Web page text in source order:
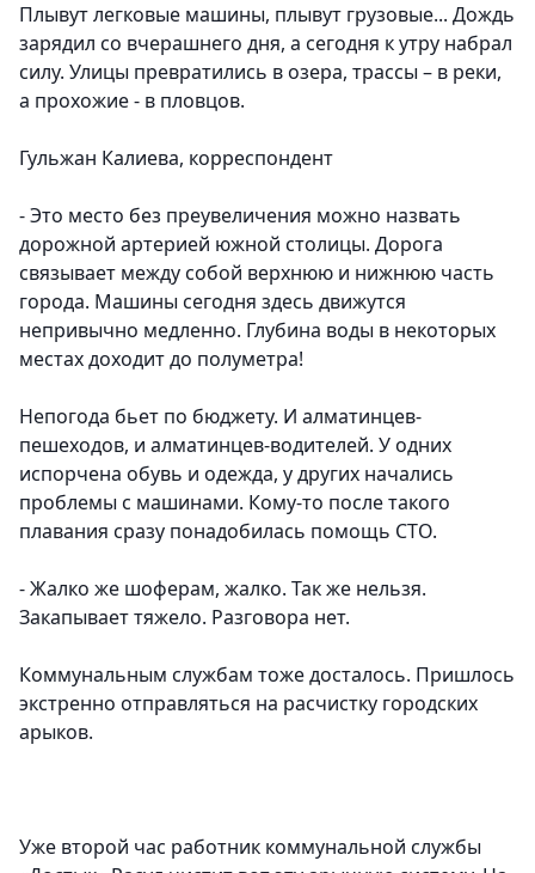
Плывут легковые машины, плывут грузовые... Дождь
зарядил со вчерашнего дня, а сегодня к утру набрал
силу. Улицы превратились в озера, трассы – в реки,
а прохожие - в пловцов.
Гульжан Калиева, корреспондент
- Это место без преувеличения можно назвать
дорожной артерией южной столицы. Дорога
связывает между собой верхнюю и нижнюю часть
города. Машины сегодня здесь движутся
непривычно медленно. Глубина воды в некоторых
местах доходит до полуметра!
Непогода бьет по бюджету. И алматинцев-
пешеходов, и алматинцев-водителей. У одних
испорчена обувь и одежда, у других начались
проблемы с машинами. Кому-то после такого
плавания сразу понадобилась помощь СТО.
- Жалко же шоферам, жалко. Так же нельзя.
Закапывает тяжело. Разговора нет.
Коммунальным службам тоже досталось. Пришлось
экстренно отправляться на расчистку городских
арыков.
Уже второй час работник коммунальной службы